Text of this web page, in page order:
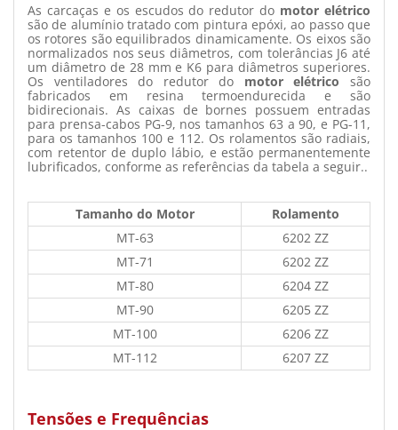
As carcaças e os escudos do redutor do motor elétrico
são de alumínio tratado com pintura epóxi, ao passo que
os rotores são equilibrados dinamicamente. Os eixos são
normalizados nos seus diâmetros, com tolerâncias J6 até
um diâmetro de 28 mm e K6 para diâmetros superiores.
Os ventiladores do redutor do motor elétrico são
fabricados em resina termoendurecida e são
bidirecionais. As caixas de bornes possuem entradas
para prensa-cabos PG-9, nos tamanhos 63 a 90, e PG-11,
para os tamanhos 100 e 112. Os rolamentos são radiais,
com retentor de duplo lábio, e estão permanentemente
lubrificados, conforme as referências da tabela a seguir..
Tamanho do Motor
Rolamento
MT-63
6202 ZZ
MT-71
6202 ZZ
MT-80
6204 ZZ
MT-90
6205 ZZ
MT-100
6206 ZZ
MT-112
6207 ZZ
Tensões e Frequências